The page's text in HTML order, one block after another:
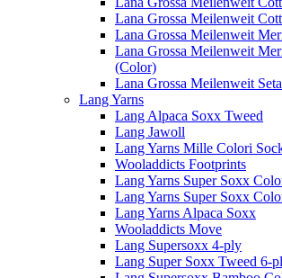
Lana Grossa Meilenweit
Lana Grossa Meilenweit
Lana Grossa Meilenweit
(Color)
Lana Grossa Meilenweit
Lang Yarns
Lang Alpaca Soxx Tweed
Lang Jawoll
Lang Yarns Mille Colori
Wooladdicts Footprints
Lang Yarns Super Soxx
Lang Yarns Super Soxx
Lang Yarns Alpaca Soxx
Wooladdicts Move
Lang Supersoxx 4-ply
Lang Super Soxx Tweed 6-